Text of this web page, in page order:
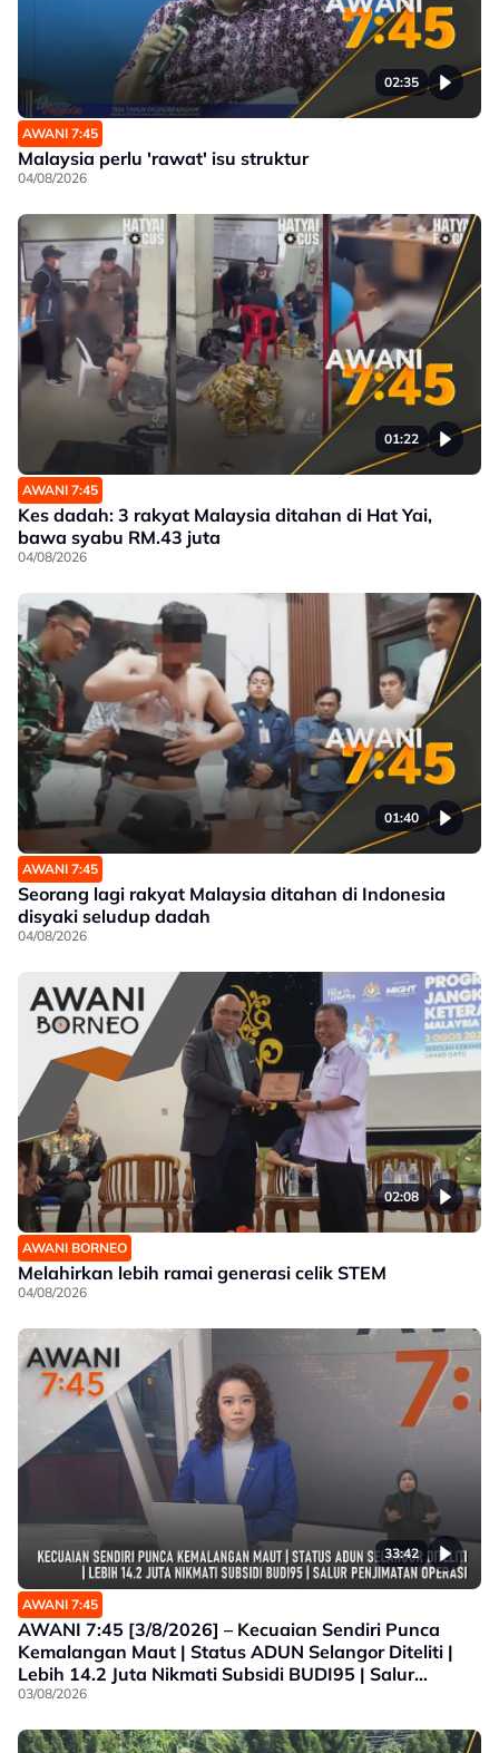
02:35
AWANI 7:45
Malaysia perlu 'rawat' isu struktur
04/08/2026
01:22
AWANI 7:45
Kes dadah: 3 rakyat Malaysia ditahan di Hat Yai,
bawa syabu RM.43 juta
04/08/2026
01:40
AWANI 7:45
Seorang lagi rakyat Malaysia ditahan di Indonesia
disyaki seludup dadah
04/08/2026
02:08
AWANI BORNEO
Melahirkan lebih ramai generasi celik STEM
04/08/2026
33:42
AWANI 7:45
AWANI 7:45 [3/8/2026] – Kecuaian Sendiri Punca
Kemalangan Maut | Status ADUN Selangor Diteliti |
Lebih 14.2 Juta Nikmati Subsidi BUDI95 | Salur
Penjimatan Operasi
03/08/2026